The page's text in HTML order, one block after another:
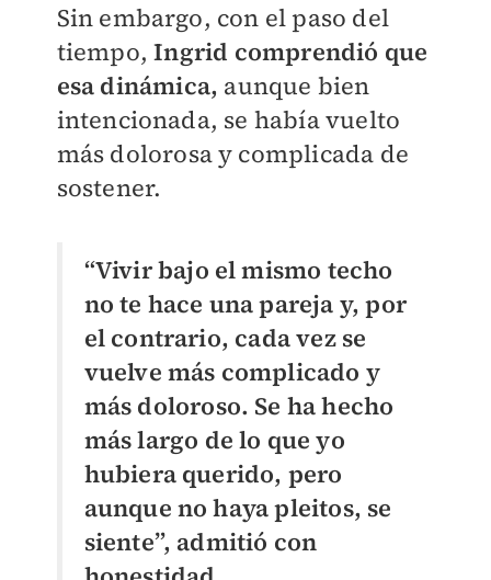
Sin embargo, con el paso del
tiempo,Ingrid comprendió que
esa dinámica, aunque bien
intencionada, se había vuelto
más dolorosa y complicada de
sostener.
“Vivir bajo el mismo techo
no te hace una pareja y, por
el contrario, cada vez se
vuelve más complicado y
más doloroso. Se ha hecho
más largo de lo que yo
hubiera querido, pero
aunque no haya pleitos, se
siente”, admitió con